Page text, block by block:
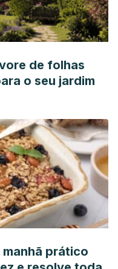
de folhas
o seu jardim
prático